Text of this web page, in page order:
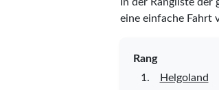
eine einfache Fahrt
Rang
1.
Helgoland